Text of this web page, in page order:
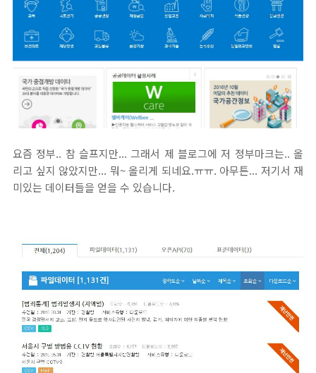
요즘 정부.. 참 슬프지만... 그래서 제 블로그에 저 정부마크는.. 올
리고 싶지 않았지만... 뭐~ 올리게 되네요.ㅠㅠ. 아무튼... 저기서 재
미있는 데이터들을 얻을 수 있습니다.